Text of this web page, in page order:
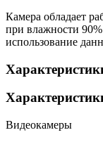
Камера обладает
при влажности 90%
использование
Видеокамеры